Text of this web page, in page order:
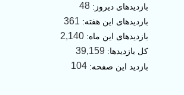
بازدیدهای دیروز: 48
بازدیدهای این هفته: 361
بازدیدهای این ماه: 2,140
کل بازدیدها: 39,159
بازدید این صفحه: 104